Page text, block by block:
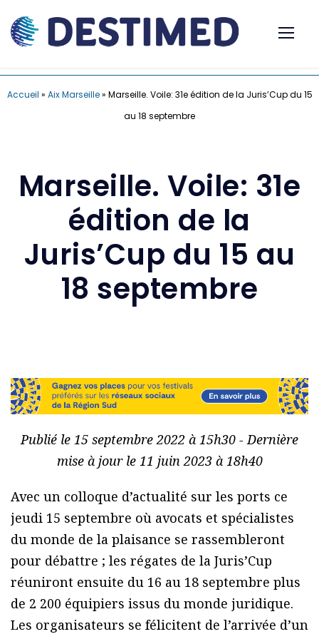
Accueil » Aix Marseille» Marseille. Voile: 31e édition de la Juris’Cup du 15
au 18 septembre
Marseille. Voile: 31e
édition de la
Juris’Cup du 15 au
18 septembre
Publié le 15 septembre 2022 à 15h30 - Dernière
mise à jour le 11 juin 2023 à 18h40
Avec un colloque d’actualité sur les ports ce
jeudi 15 septembre où avocats et spécialistes
du monde de la plaisance se rassembleront
pour débattre ; les régates de la Juris’Cup
réuniront ensuite du 16 au 18 septembre plus
de 2 200 équipiers issus du monde juridique.
Les organisateurs se félicitent de l’arrivée d’un